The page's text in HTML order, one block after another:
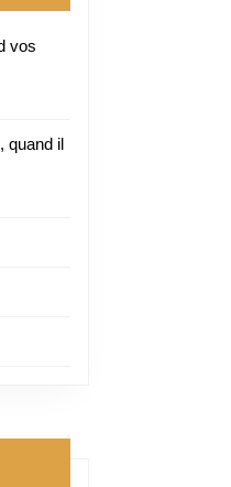
vos
quand il